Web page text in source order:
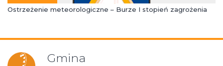
Ostrzeżenie meteorologiczne – Burze I stopień zagrożenia
Gmina